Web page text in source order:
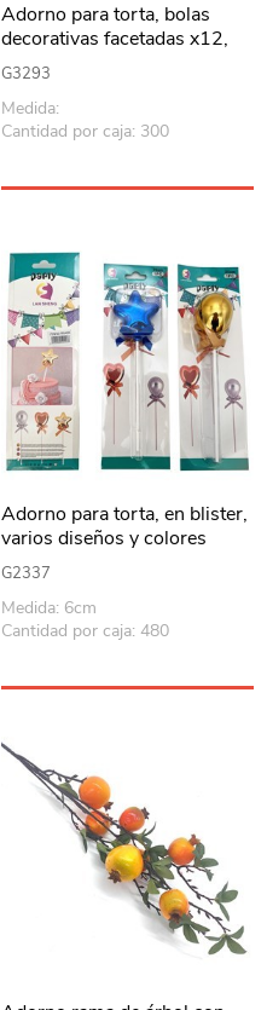
Adorno para torta, bolas
decorativas facetadas x12,
diferentes tamaños, varios
colores (sin palito)
G3293
Medida:
Cantidad por caja: 300
Adorno para torta, en blister,
varios diseños y colores
G2337
Medida: 6cm
Cantidad por caja: 480